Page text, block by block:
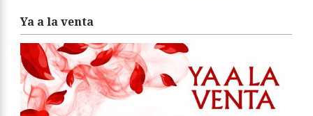
Ya a la venta